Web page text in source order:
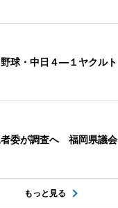
球・中日４―１ヤクルト
委が調査へ 福岡県議会
もっと見る